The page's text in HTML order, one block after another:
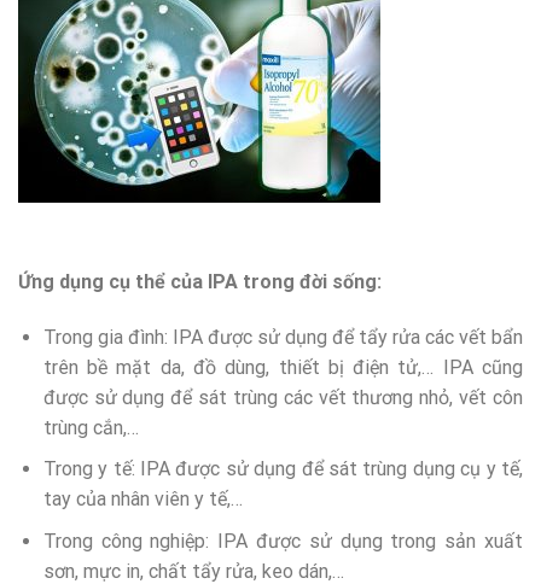
Ứng dụng cụ thể của IPA trong đời sống:
Trong gia đình: IPA được sử dụng để tẩy rửa các vết bẩn
trên bề mặt da, đồ dùng, thiết bị điện tử,… IPA cũng
được sử dụng để sát trùng các vết thương nhỏ, vết côn
trùng cắn,…
Trong y tế: IPA được sử dụng để sát trùng dụng cụ y tế,
tay của nhân viên y tế,…
Trong công nghiệp: IPA được sử dụng trong sản xuất
sơn, mực in, chất tẩy rửa, keo dán,…